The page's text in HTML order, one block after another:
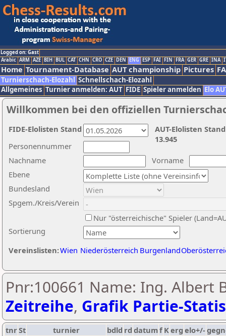
Logged on: Gast
Arabic ARM AZE BIH BUL CAT CHN CRO CZE DEN ENG ESP FAI FIN FRA GER GRE INA
Home Tournament-Database AUT championship Pictures
Turnierschach-Elozahl Schnellschach-Elozahl
Allgemeines Turnier anmelden: AUT FIDE Spieler anmelden Elo
Willkommen bei den offiziellen
Nachname
Vorname
Ebene
Sortierung
Personennummer
Bundesland
Spgem./Kreis/Verein
Nur "österreichische" Spieler
Vereinslisten:Wien Niederösterreich Burgenland
AUT-Elolisten
13.945
FIDE-Elolisten Stand
Pnr:100661 Name: Ing. Albert
Zeitreihe, Grafik Partie-
tnrSt turnier bdld rd datumf Kerg elo+/-